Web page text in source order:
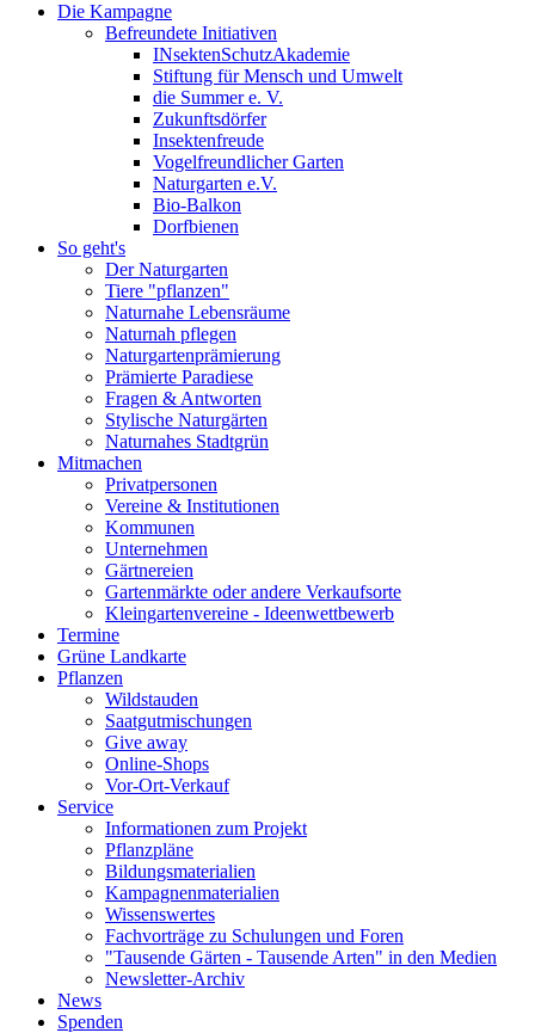
Die Kampagne
Befreundete Initiativen
INsektenSchutzAkademie
Stiftung für Mensch und Umwelt
die Summer e. V.
Zukunftsdörfer
Insektenfreude
Vogelfreundlicher Garten
Naturgarten e.V.
Bio-Balkon
Dorfbienen
So geht's
Der Naturgarten
Tiere "pflanzen"
Naturnahe Lebensräume
Naturnah pflegen
Naturgartenprämierung
Prämierte Paradiese
Fragen & Antworten
Stylische Naturgärten
Naturnahes Stadtgrün
Mitmachen
Privatpersonen
Vereine & Institutionen
Kommunen
Unternehmen
Gärtnereien
Gartenmärkte oder andere Verkaufsorte
Kleingartenvereine - Ideenwettbewerb
Termine
Grüne Landkarte
Pflanzen
Wildstauden
Saatgutmischungen
Give away
Online-Shops
Vor-Ort-Verkauf
Service
Informationen zum Projekt
Pflanzpläne
Bildungsmaterialien
Kampagnenmaterialien
Wissenswertes
Fachvorträge zu Schulungen und Foren
"Tausende Gärten - Tausende Arten" in den Medien
Newsletter-Archiv
News
Spenden